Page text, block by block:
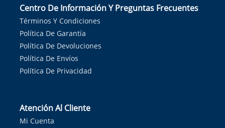
Centro De Información Y Preguntas Frecuentes
Términos Y Condiciones
Política De Garantía
Política De Devoluciones
Política De Envíos
Política De Privacidad
Atención Al Cliente
Mi Cuenta